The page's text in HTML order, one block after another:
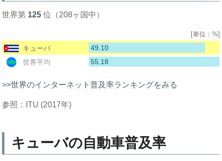
世界第 125 位（208ヶ国中）
[単位：%]
キューバ
49.10
世界平均
55.18
>>世界のインターネット普及率ランキングをみる
参照：ITU (2017年)
キューバの自動車普及率